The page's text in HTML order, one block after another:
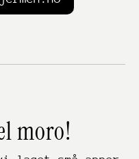
moro!